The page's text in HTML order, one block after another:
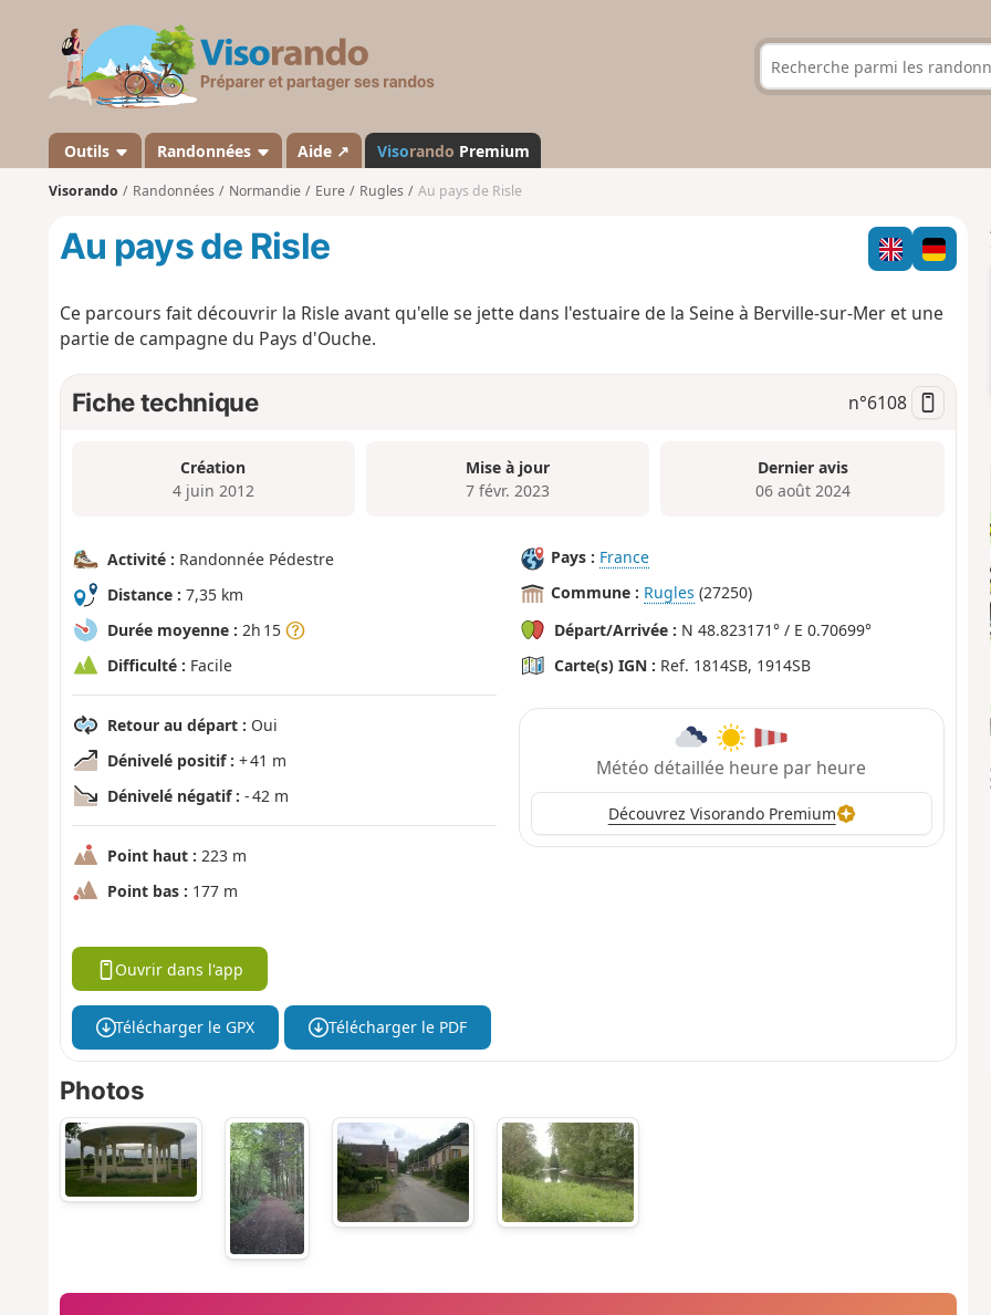
s
a
n
d
Outils Randonnées Aide ↗ Visorando Premium
Visorando Randonnées Normandie Eure Rugles Au pays de Risle
Au pays de Risle
Ce parcours fait découvrir la Risle avant qu'elle se jette dans l'estuaire de la Seine à Berville-sur-Mer et une
partie de campagne du Pays d'Ouche.
Fiche technique n°6108
Création
4 juin 2012
Mise à jour
7 févr. 2023
Dernier avis
06 août 2024
Activité : Randonnée Pédestre
Distance : 7,35 km
Durée moyenne : 2h 15
Difficulté : Facile
Retour au départ : Oui
Dénivelé positif : + 41 m
Dénivelé négatif : - 42 m
Point haut : 223 m
Point bas : 177 m
Pays : France
Commune : Rugles (27250)
Départ/Arrivée : N 48.823171° / E 0.70699°
Carte(s) IGN : Ref. 1814SB, 1914SB
Météo détaillée heure par heure
Découvrez Visorando Premium
Ouvrir dans l'app
Télécharger le GPX Télécharger le PDF
Photos